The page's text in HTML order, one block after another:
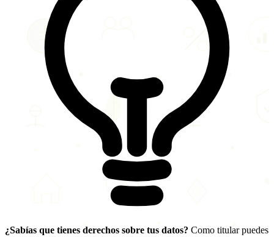
¿Sabías que tienes derechos sobre tus datos? Como titular puedes